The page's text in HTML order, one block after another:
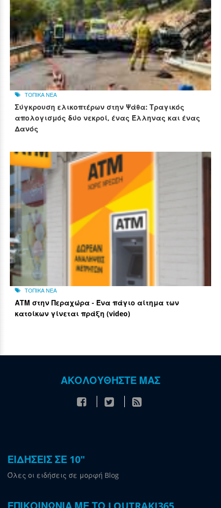
ΤΟΠΙΚΑ ΝΕΑ
Σύγκρουση ελικοπτέρων στην Ψάθα: Τραγικός
απολογισμός δύο νεκροί, ένας Έλληνας και ένας
Δανός
ΤΟΠΙΚΑ ΝΕΑ
ΑΤΜ στην Περαχώρα - Ένα πάγιο αίτημα των
κατοίκων γίνεται πράξη (video)
ΑΚΟΛΟΥΘΗΣΤΕ ΜΑΣ
ΕΙΔΗΣΕΙΣ ΣΕ 10"
Όλες οι ειδήσεις σε μορφή Blog